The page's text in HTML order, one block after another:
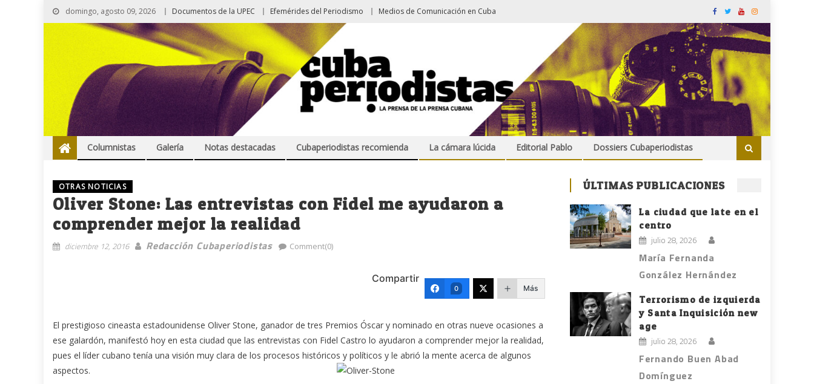
domingo, agosto 09, 2026 Documentos de la UPEC Efemérides del Periodismo Medios de Comunicación en Cuba
Columnistas Galería Notas destacadas Cubaperiodistas recomienda La cámara lúcida Editorial Pablo Dossiers Cubaperiodistas
OTRAS NOTICIAS
Oliver Stone: Las entrevistas con Fidel me ayudaron a
comprender mejor la realidad
diciembre 12, 2016 Redacción Cubaperiodistas Comment(0)
Compartir
0 Más
El prestigioso cineasta estadounidense Oliver Stone, ganador de tres Premios Óscar y nominado en otras nueve ocasiones a
ese galardón, manifestó hoy en esta ciudad que las entrevistas con Fidel Castro lo ayudaron a comprender mejor la realidad,
pues el líder cubano tenía una visión muy clara de los procesos históricos y políticos y le abrió la mente acerca de algunos
aspectos.
ÚLTIMAS PUBLICACIONES
La ciudad que late en el
centro
julio 28, 2026
María Fernanda
González Hernández
Terrorismo de izquierda
y Santa Inquisición new
age
julio 28, 2026
Fernando Buen Abad
Domínguez